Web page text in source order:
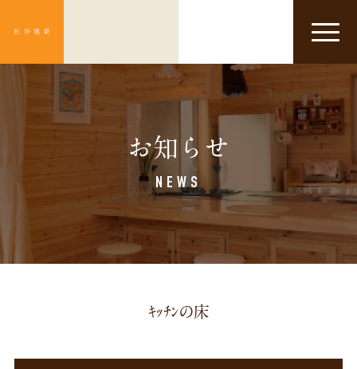
Click
お知らせ
NEWS
ｷｯﾁﾝの床